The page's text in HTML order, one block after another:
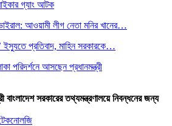
গ্যাং আটক
আওয়ামী লীগ নেতা মনির খানের…
ইস্যুতে প্রতিবাদ, মাহিন সরকারকে…
পরিদর্শনে আসছেন প্রধানমন্ত্রী
বাংলাদেশ সরকারের তথ্যমন্ত্রণালয়ে নিবন্ধনের জন্য